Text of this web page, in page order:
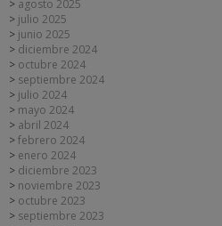
agosto 2025
julio 2025
junio 2025
diciembre 2024
octubre 2024
septiembre 2024
julio 2024
mayo 2024
abril 2024
febrero 2024
enero 2024
diciembre 2023
noviembre 2023
octubre 2023
septiembre 2023